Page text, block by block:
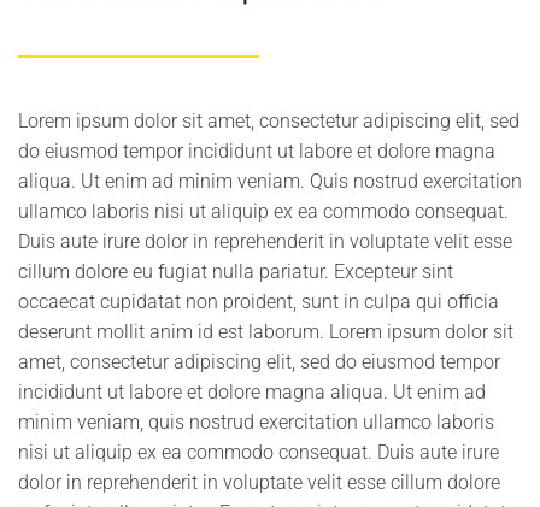
Lorem ipsum dolor sit amet, consectetur adipiscing elit, sed
do eiusmod tempor incididunt ut labore et dolore magna
aliqua. Ut enim ad minim veniam. Quis nostrud exercitation
ullamco laboris nisi ut aliquip ex ea commodo consequat.
Duis aute irure dolor in reprehenderit in voluptate velit esse
cillum dolore eu fugiat nulla pariatur. Excepteur sint
occaecat cupidatat non proident, sunt in culpa qui officia
deserunt mollit anim id est laborum. Lorem ipsum dolor sit
amet, consectetur adipiscing elit, sed do eiusmod tempor
incididunt ut labore et dolore magna aliqua. Ut enim ad
minim veniam, quis nostrud exercitation ullamco laboris
nisi ut aliquip ex ea commodo consequat. Duis aute irure
dolor in reprehenderit in voluptate velit esse cillum dolore